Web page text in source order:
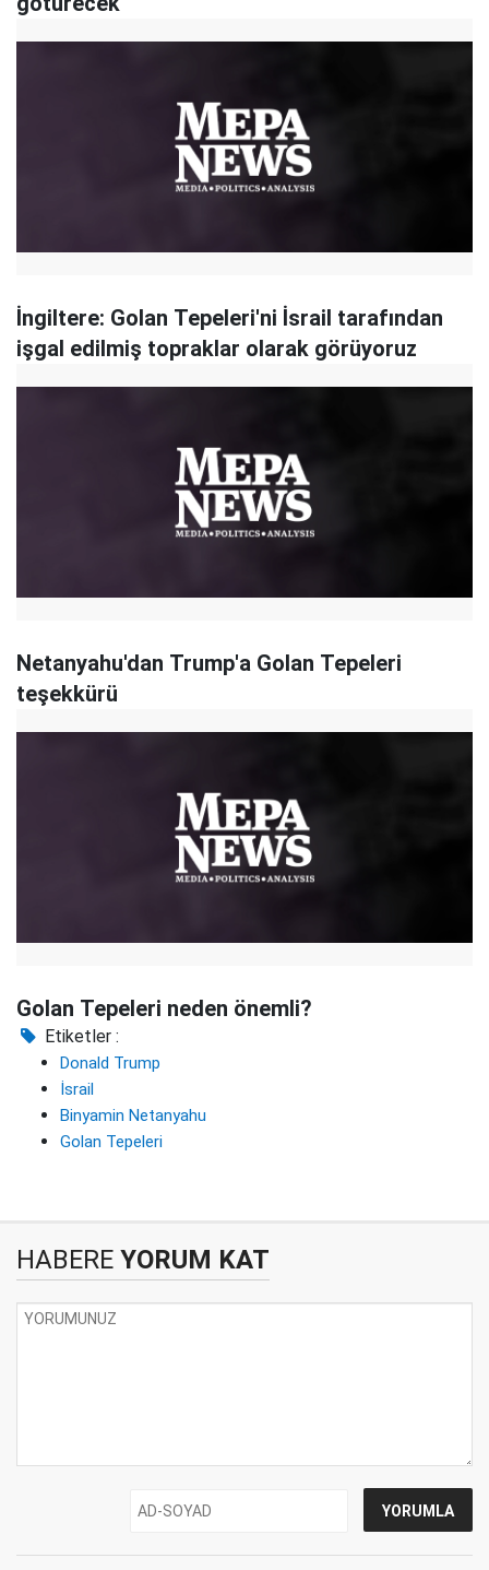
İngiltere: Golan Tepeleri'ni İsrail tarafından
işgal edilmiş topraklar olarak görüyoruz
Netanyahu'dan Trump'a Golan Tepeleri
teşekkürü
Golan Tepeleri neden önemli?
Etiketler :
Donald Trump
İsrail
Binyamin Netanyahu
Golan Tepeleri
HABERE YORUM KAT